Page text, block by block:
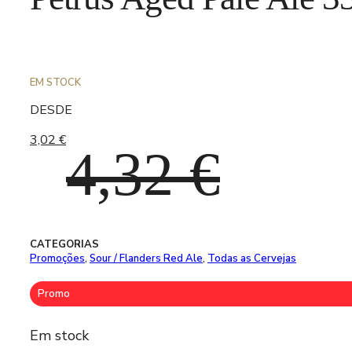
EM STOCK
DESDE
4,32€
O
preço
3,02 €O
preço
CATEGORIAS
Promoções, Sour / Flanders Red Ale, Todas as Cervejas
Promo
Em stock